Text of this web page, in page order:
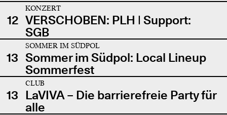
12
KONZERT
VERSCHOBEN: PLH | Support:
SGB
13
SOMMER IM SÜDPOL
Sommer im Südpol: Local Lineup
Sommerfest
13
CLUB
LaVIVA – Die barrierefreie Party für
alle